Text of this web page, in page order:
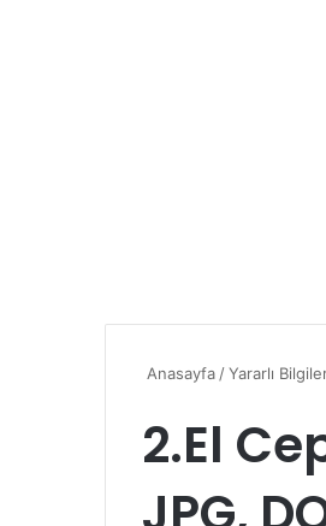
Anasayfa /Yararlı
2.El